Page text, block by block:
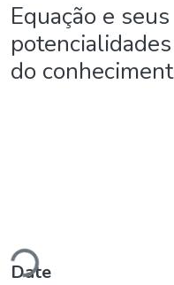
Equação e
do
Date